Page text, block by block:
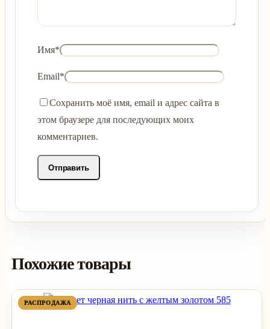
Имя*
Email*
Сохранить моё имя, email и адрес сайта в
этом браузере для последующих моих
комментариев.
Похожие товары
РАСПРОДАЖА ПРОДАВАЕМЫЙ
ТОВАР
РАСПРОДАЖА ПРОДАВАЕМЫЙ
ТОВАР